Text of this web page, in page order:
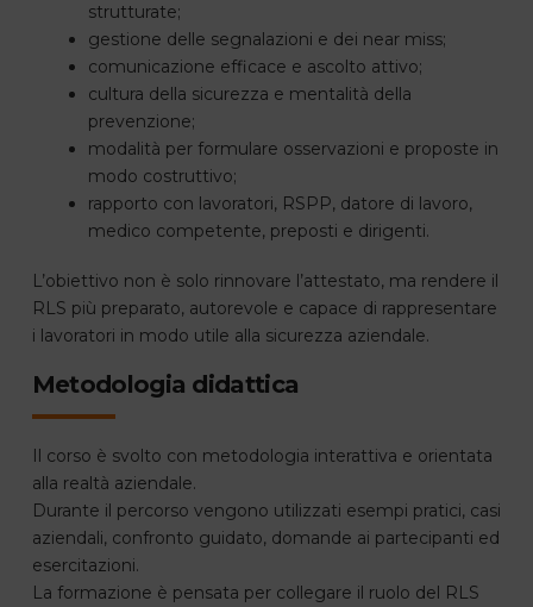
strutturate;
gestione delle segnalazioni e dei near miss;
comunicazione efficace e ascolto attivo;
cultura della sicurezza e mentalità della
prevenzione;
modalità per formulare osservazioni e proposte in
modo costruttivo;
rapporto con lavoratori, RSPP, datore di lavoro,
medico competente, preposti e dirigenti.
L’obiettivo non è solo rinnovare l’attestato, ma rendere il
RLS più preparato, autorevole e capace di rappresentare
i lavoratori in modo utile alla sicurezza aziendale.
Metodologia didattica
Il corso è svolto con metodologia interattiva e orientata
alla realtà aziendale.
Durante il percorso vengono utilizzati esempi pratici, casi
aziendali, confronto guidato, domande ai partecipanti ed
esercitazioni.
La formazione è pensata per collegare il ruolo del RLS